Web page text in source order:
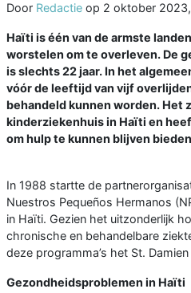
Door Redactie op 2 oktober
Haïti is één van de armste
worstelen om te overleven. De
is slechts 22 jaar. In het
vóór de leeftijd van vijf
behandeld kunnen worden. Het
kinderziekenhuis in Haïti en
om hulp te kunnen blijven
In 1988 startte de
Nuestros Pequeños Hermanos
in Haïti. Gezien het uitzonderlijk
chronische en behandelbare
deze programma’s het St.
Gezondheidsproblemen in Haïti